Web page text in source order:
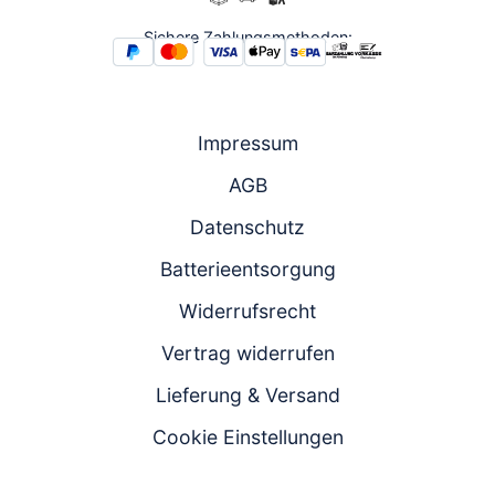
17:00 und
Fr.: 08:00 -
16:00
Sichere Zahlungsmethoden:
Impressum
AGB
Datenschutz
Batterieentsorgung
Widerrufsrecht
Vertrag widerrufen
Lieferung & Versand
Cookie Einstellungen